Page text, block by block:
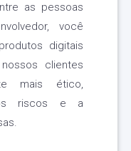
as pessoas
você
digitais
clientes
mais ético,
riscos e a